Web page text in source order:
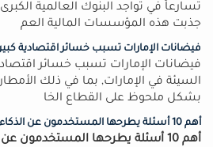
تسارعاً في تواجد البنوك العالمية
جذبت هذه المؤسسات المالية العم
فيضانات الإمارات تسبب خسائر اقتصادية
فيضانات الإمارات تسبب خسائر
السيئة في الإمارات, بما في ذلك
بشكل ملحوظ على القطاع الخا
أهم 10 أسئلة يطرحها المستخدمون عن الذكاء الاصطناعي
أهم 10 أسئلة يطرحها المستخدمون عن الذكاء الاصطناعي